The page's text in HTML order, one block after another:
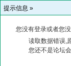
提示信息 »
您没有登录或者您
读取数据错误,
您还不是论坛